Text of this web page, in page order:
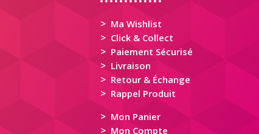
> Ma Wishlist
> Click & Collect
> Paiement Sécurisé
> Livraison
> Retour & Échange
> Rappel Produit
> Mon Panier
> Mon Compte